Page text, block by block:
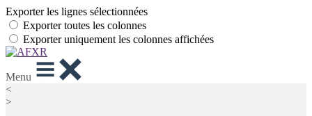
Exporter les lignes sélectionnées
Exporter toutes les colonnes
Exporter uniquement les colonnes affichées
Menu
<
>